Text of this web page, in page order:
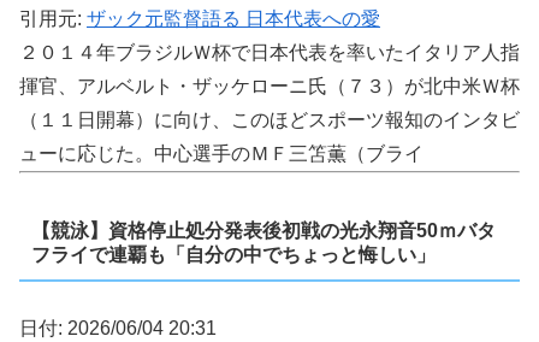
引用元: ザック元監督語る 日本代表への愛
２０１４年ブラジルＷ杯で日本代表を率いたイタリア人指
揮官、アルベルト・ザッケローニ氏（７３）が北中米Ｗ杯
（１１日開幕）に向け、このほどスポーツ報知のインタビ
ューに応じた。中心選手のＭＦ三笘薫（ブライ
【競泳】資格停止処分発表後初戦の光永翔音50ｍバタ
フライで連覇も「自分の中でちょっと悔しい」
日付: 2026/06/04 20:31